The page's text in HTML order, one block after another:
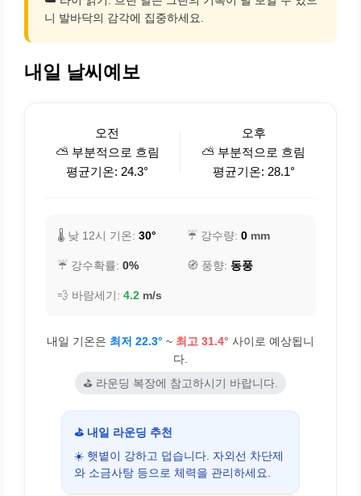
니 발바닥의 감각에 집중하세요.
내일 날씨예보
오전
⛅ 부분적으로 흐림
평균기온: 24.3°
오후
⛅ 부분적으로 흐림
평균기온: 28.1°
🌡️ 낮 12시 기온: 30° ☔ 강수량: 0 mm
☔ 강수확률: 0% 🧭 풍향: 동풍
💨 바람세기: 4.2 m/s
내일 기온은 최저 22.3° ~ 최고 31.4° 사이로 예상됩니
다.
⛳ 라운딩 복장에 참고하시기 바랍니다.
⛳ 내일 라운딩 추천
☀️ 햇볕이 강하고 덥습니다. 자외선 차단제
와 소금사탕 등으로 체력을 관리하세요.